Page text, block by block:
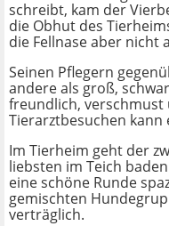
schreibt, kam der
die Obhut des
die Fellnase aber nicht
Seinen Pflegern
andere als groß,
freundlich,
Tierarztbesuchen kann
Im Tierheim geht der
liebsten im Teich
eine schöne Runde
gemischten
verträglich.